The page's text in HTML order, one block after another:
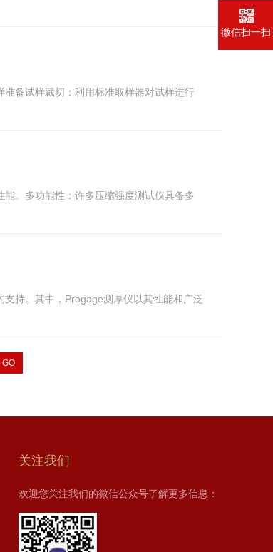
备试样裁切：利用标准取样器对试样进行
。多功能性：许多压缩强度测试仪具备多
持。其中，Progage测厚仪以其性能和广泛
关注我们
欢迎您关注我们的微信公众号了解更多信息：
微信扫一扫